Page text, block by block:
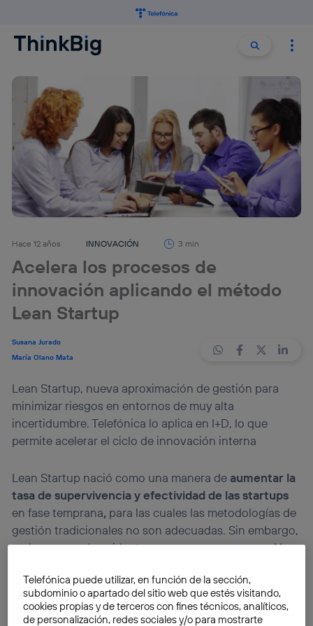
Buscar
Hace 12 años INNOVACIÓN 3 min
Acelera los procesos de
innovación aplicando el método
Lean Startup
Susana Jurado
María Olano Mata
Lean Startup, nueva aproximación de gestión para
minimizar riesgos en entornos de muy alta
incertidumbre. Telefónica lo aplica en I+D, lo que
permite acelerar el ciclo de innovación interna
Lean Startup nació como una manera de aumentar la
tasa de supervivencia y efectividad de las startups
en fase temprana, para las cuales las metodologías de
gestión tradicionales no son adecuadas. Sin embargo,
cada vez es más evidente queuna gran corporación
Startup.
Telefónica ha abrazado un reto de liderazgo como
Telefónica puede utilizar, en función de la sección,
subdominio o apartado del sitio web que estés visitando,
cookies propias y de terceros con fines técnicos, analíticos,
de personalización, redes sociales y/o para mostrarte